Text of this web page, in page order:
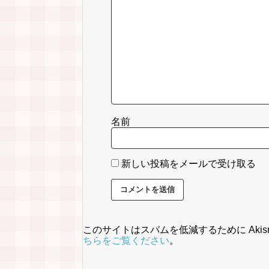
名前
新しい投稿をメールで受け取る
このサイトはスパムを低減するために
ちらをご覧ください。